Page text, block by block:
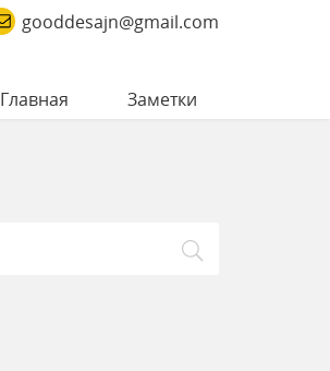
gooddesajn@gmail.com
Главная Заметки
Поиск